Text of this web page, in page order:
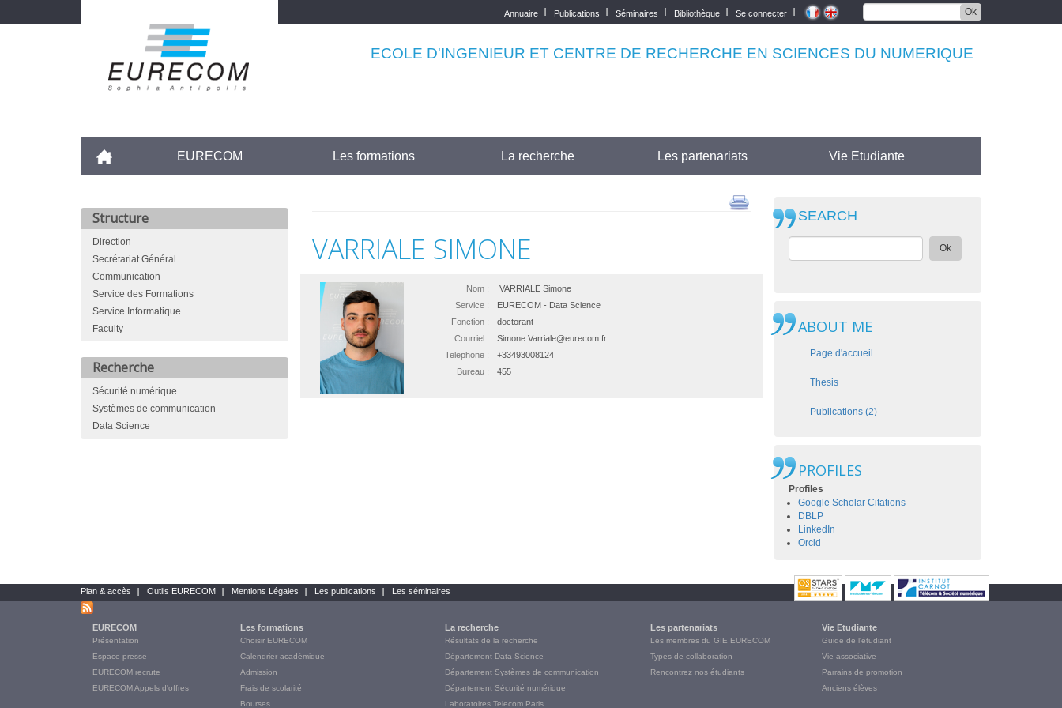
Ok
Top
Annuaire Publications Séminaires Bibliothèque Se connecter
ECOLE D'INGENIEUR ET CENTRE DE RECHERCHE EN SCIENCES DU NUMERIQUE
Accueil EURECOM Les formations La recherche Les partenariats Vie Etudiante
Structure
Direction
Secrétariat Général
Communication
Service des Formations
Service Informatique
Faculty
Recherche
Sécurité numérique
Systèmes de communication
Data Science
VARRIALE SIMONE
Nom :
VARRIALE Simone
Service :
EURECOM - Data Science
Fonction :
doctorant
Courriel :
Simone.Varriale@eurecom.fr
Telephone :
+33493008124
Bureau :
455
SEARCH
Ok
ABOUT ME
Page d'accueil
Thesis
Publications (2)
PROFILES
Profiles
Google Scholar Citations
DBLP
LinkedIn
Orcid
Bottom
links
Plan & accès Outils EURECOM Mentions Légales Les publications Les séminaires
Main
Menu
Final
EURECOM
Présentation
Espace presse
EURECOM recrute
EURECOM Appels d'offres
Les formations
Choisir EURECOM
Calendrier académique
Admission
Frais de scolarité
Bourses
La recherche
Résultats de la recherche
Département Data Science
Département Systèmes de communication
Département Sécurité numérique
Laboratoires Telecom Paris
Les partenariats
Les membres du GIE EURECOM
Types de collaboration
Rencontrez nos étudiants
Vie Etudiante
Guide de l'étudiant
Vie associative
Parrains de promotion
Anciens élèves